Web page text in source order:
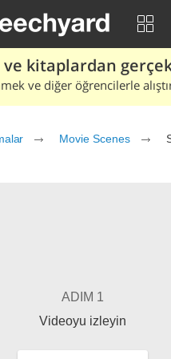
ve kitaplardan
ve diğer öğrencilerle
Movie Scenes
ADIM 1
Videoyu izleyin